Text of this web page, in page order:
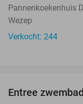
Pannenkoekenhuis
Wezep
Verkocht: 244
Entree